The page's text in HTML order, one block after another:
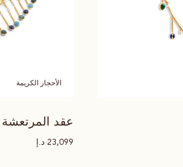
الأحجار الكريمة
عقد المرتعشة
23,099 د.إ